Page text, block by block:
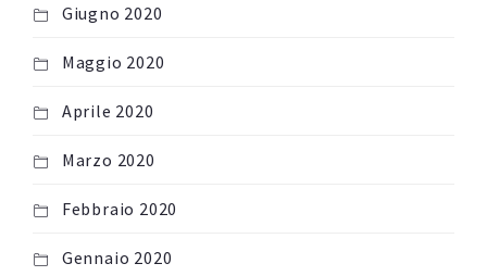
Giugno 2020
Maggio 2020
Aprile 2020
Marzo 2020
Febbraio 2020
Gennaio 2020